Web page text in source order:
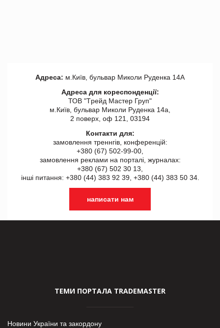
Адреса: м.Київ, бульвар Миколи Руденка 14А
Адреса для кореспонденції:
ТОВ "Tрейд Мастер Груп"
м.Київ, бульвар Миколи Руденка 14а,
2 поверх, оф 121, 03194
Контакти для:
замовлення треннгів, конференцій:
+380 (67) 502-99-00,
замовлення реклами на порталі, журналах:
+380 (67) 502 30 13,
інші питання: +380 (44) 383 92 39, +380 (44) 383 50 34.
написати нам
ТЕМИ ПОРТАЛА TRADEMASTER
Новини України та закордону